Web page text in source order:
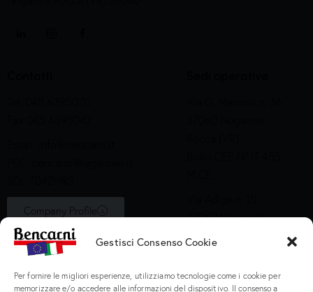
Gestisci Consenso Cookie
Per fornire le migliori esperienze, utilizziamo tecnologie come i cookie per
memorizzare e/o accedere alle informazioni del dispositivo. Il consenso a
Company Profile
37060 Nogarole
Rocca (VR)